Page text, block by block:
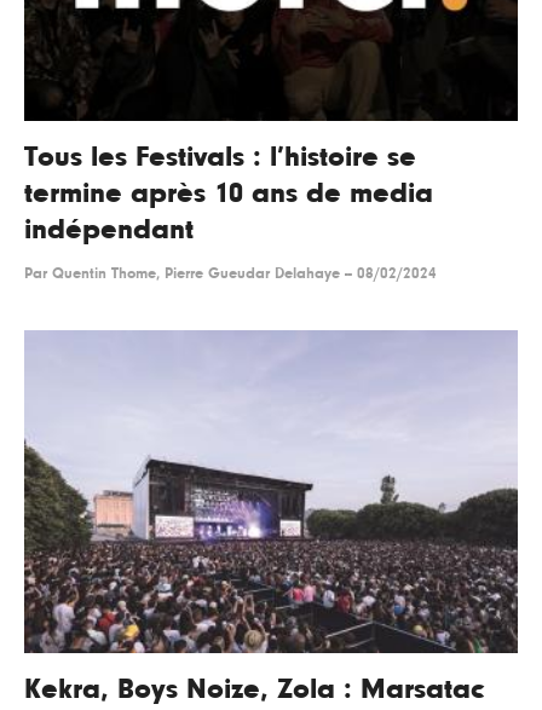
Tous les Festivals : l’histoire se
termine après 10 ans de media
indépendant
Par Quentin Thome, Pierre Gueudar Delahaye -- 08/02/2024
Kekra, Boys Noize, Zola : Marsatac